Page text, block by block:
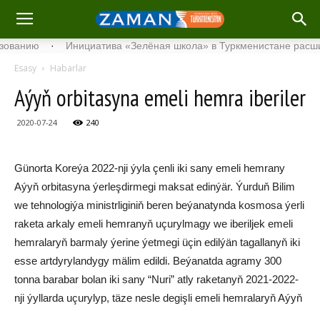
· Инициатива «Зелёная школа» в Туркменистане расширяет
Esasy Habarlar
Aýyň orbitasyna emeli hemra iberiler
2020-07-24 240
Günorta Koreýa 2022-nji ýyla çenli iki sany emeli hemrany
Aýyň orbitasyna ýerleşdirmegi maksat edinýär. Ýurduň Bilim
we tehnologiýa ministrliginiň beren beýanatynda kosmosa ýerli
raketa arkaly emeli hemranyň uçurylmagy we iberiljek emeli
hemralaryň barmaly ýerine ýetmegi üçin edilýän tagallanyň iki
esse artdyrylandygy mälim edildi. Beýanatda agramy 300
tonna barabar bolan iki sany “Nuri” atly raketanyň 2021-2022-
nji ýyllarda uçurylyp, täze nesle degişli emeli hemralaryň Aýyň